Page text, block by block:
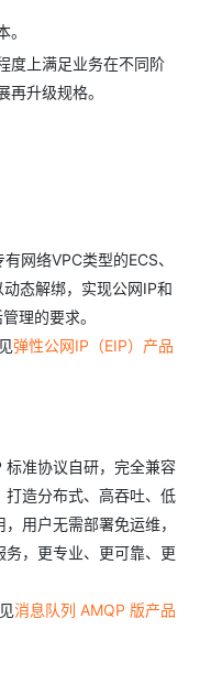
度上满足业务在不同阶
升级规格。
网络VPC类型的ECS、
态解绑，实现公网IP和
理的要求。
弹性公网IP（EIP）产品
准协议自研，完全兼容
造分布式、高吞吐、低
用户无需部署免运维，
，更专业、更可靠、更
消息队列 AMQP 版产品